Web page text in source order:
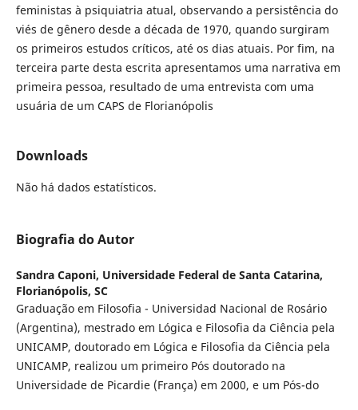
feministas à psiquiatria atual, observando a persistência do
viés de gênero desde a década de 1970, quando surgiram
os primeiros estudos críticos, até os dias atuais. Por fim, na
terceira parte desta escrita apresentamos uma narrativa em
primeira pessoa, resultado de uma entrevista com uma
usuária de um CAPS de Florianópolis
Downloads
Não há dados estatísticos.
Biografia do Autor
Sandra Caponi, Universidade Federal de Santa Catarina,
Florianópolis, SC
Graduação em Filosofia - Universidad Nacional de Rosário
(Argentina), mestrado em Lógica e Filosofia da Ciência pela
UNICAMP, doutorado em Lógica e Filosofia da Ciência pela
UNICAMP, realizou um primeiro Pós doutorado na
Universidade de Picardie (França) em 2000, e um Pós-do